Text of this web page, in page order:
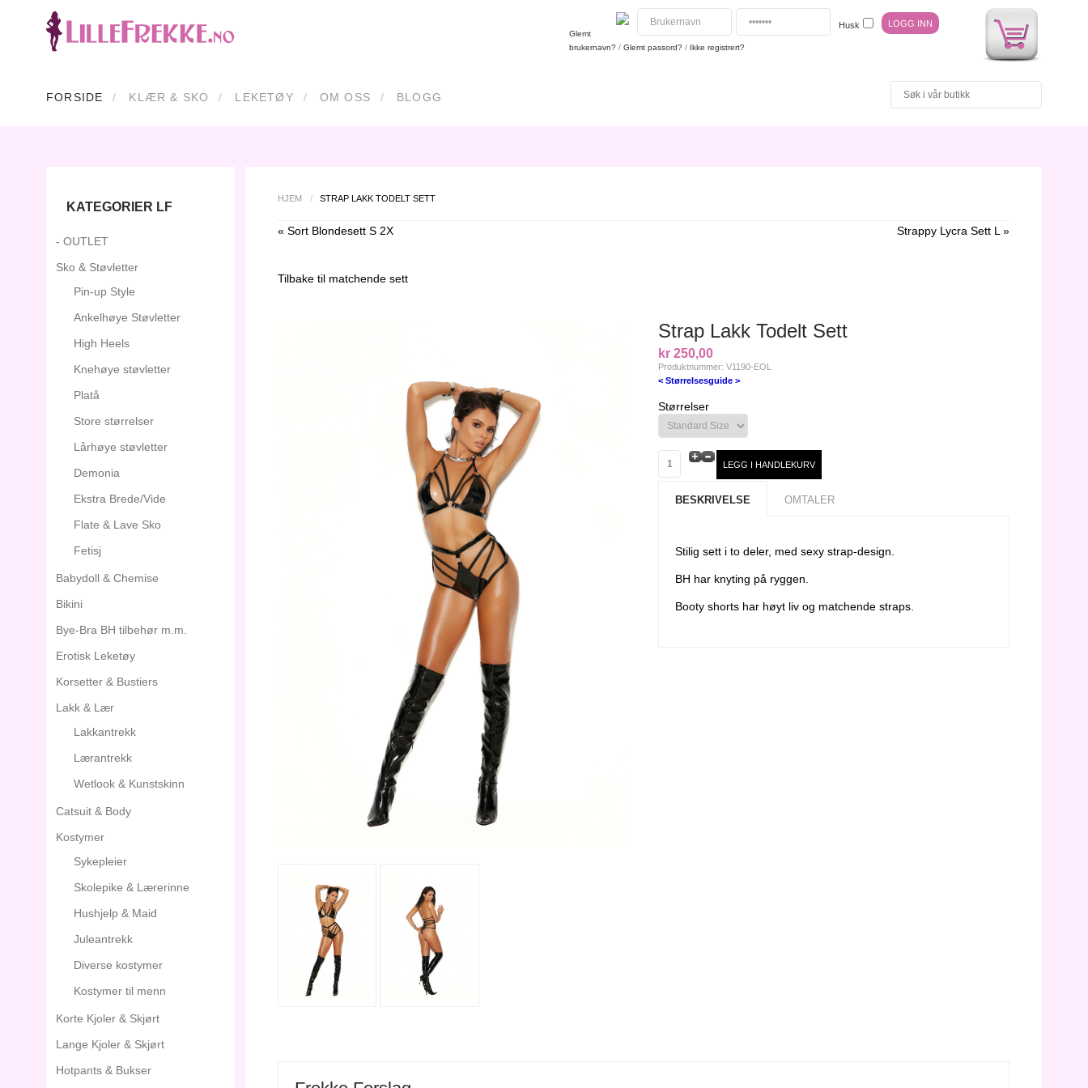
Husk
Glemt
brukernavn? / Glemt passord? / Ikke registrert?
FORSIDE KLÆR & SKO LEKETØY OM OSS BLOGG
HJEM / STRAP LAKK TODELT SETT
« Sort Blondesett S 2X Strappy Lycra Sett L »
Tilbake til matchende sett
Strap Lakk Todelt Sett
kr 250,00
Produktnummer: V1190-EOL
< Størrelsesguide >
Størrelser
BESKRIVELSE OMTALER
Stilig sett i to deler, med sexy strap-design.
BH har knyting på ryggen.
Booty shorts har høyt liv og matchende straps.
KATEGORIER LF
- OUTLET
Sko & Støvletter
Pin-up Style
Ankelhøye Støvletter
High Heels
Knehøye støvletter
Platå
Store størrelser
Lårhøye støvletter
Demonia
Ekstra Brede/Vide
Flate & Lave Sko
Fetisj
Babydoll & Chemise
Bikini
Bye-Bra BH tilbehør m.m.
Erotisk Leketøy
Korsetter & Bustiers
Lakk & Lær
Lakkantrekk
Lærantrekk
Wetlook & Kunstskinn
Catsuit & Body
Kostymer
Sykepleier
Skolepike & Lærerinne
Hushjelp & Maid
Juleantrekk
Diverse kostymer
Kostymer til menn
Korte Kjoler & Skjørt
Lange Kjoler & Skjørt
Hotpants & Bukser